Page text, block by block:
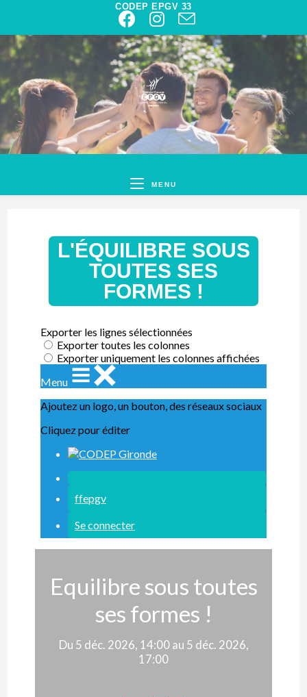
CODEP EPGV 33
MENU
L'ÉQUILIBRE SOUS
TOUTES SES
FORMES !